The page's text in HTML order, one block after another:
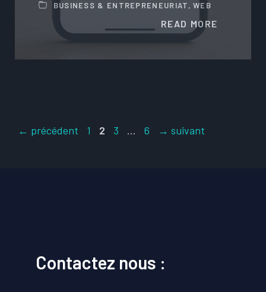
BUSINESS & ENTREPRENEURIAT,WEB
READ MORE
← précédent Page
1 Page
2 Page
3 … Page
6 → suivant
Contactez nous :